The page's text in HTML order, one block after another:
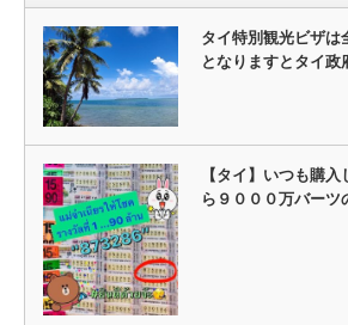
タイ特別観光ビザは
となりますとタイ政
【タイ】いつも購
ら９０００万バー